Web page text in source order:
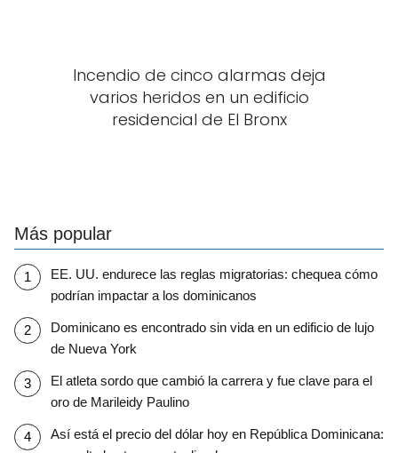
Incendio de cinco alarmas deja
varios heridos en un edificio
residencial de El Bronx
Más popular
EE. UU. endurece las reglas migratorias: chequea cómo
podrían impactar a los dominicanos
Dominicano es encontrado sin vida en un edificio de lujo
de Nueva York
El atleta sordo que cambió la carrera y fue clave para el
oro de Marileidy Paulino
Así está el precio del dólar hoy en República Dominicana: